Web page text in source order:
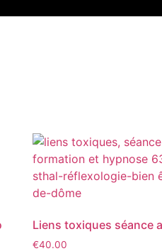
Liens toxiques séance
€40.00